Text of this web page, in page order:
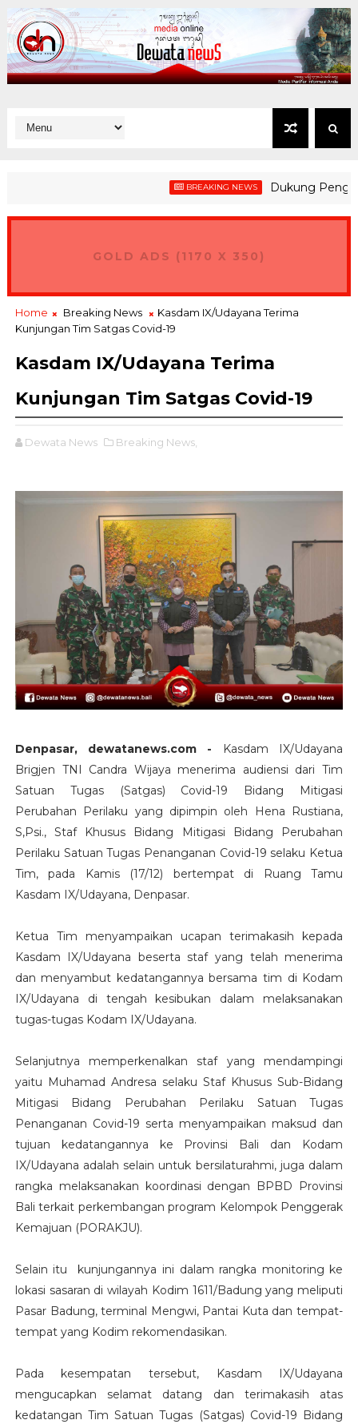
BREAKING NEWS Dukung Penguatan
GOLD ADS (1170 X 350)
Home Breaking News
Kasdam IX/Udayana Terima
Kunjungan Tim Satgas Covid-19
Kasdam IX/Udayana Terima
Kunjungan Tim Satgas Covid-19
Dewata News Breaking News,
Denpasar, dewatanews.com -
Kasdam IX/Udayana
Brigjen TNI Candra Wijaya menerima audiensi dari Tim
Satuan Tugas (Satgas) Covid-19 Bidang Mitigasi
Perubahan Perilaku yang dipimpin oleh Hena Rustiana,
S,Psi., Staf Khusus Bidang Mitigasi Bidang Perubahan
Perilaku Satuan Tugas Penanganan Covid-19 selaku Ketua
Tim, pada Kamis (17/12) bertempat di Ruang Tamu
Kasdam IX/Udayana, Denpasar.
Ketua Tim menyampaikan ucapan terimakasih kepada
Kasdam IX/Udayana beserta staf yang telah menerima
dan menyambut kedatangannya bersama tim di Kodam
IX/Udayana di tengah kesibukan dalam melaksanakan
tugas-tugas Kodam IX/Udayana.
Selanjutnya memperkenalkan staf yang mendampingi
yaitu Muhamad Andresa selaku Staf Khusus Sub-Bidang
Mitigasi Bidang Perubahan Perilaku Satuan Tugas
Penanganan Covid-19 serta menyampaikan maksud dan
tujuan kedatangannya ke Provinsi Bali dan Kodam
IX/Udayana adalah selain untuk bersilaturahmi, juga dalam
rangka melaksanakan koordinasi dengan BPBD Provinsi
Bali terkait perkembangan program Kelompok Penggerak
Kemajuan (PORAKJU).
Selain itu kunjungannya ini dalam rangka monitoring ke
lokasi sasaran di wilayah Kodim 1611/Badung yang meliputi
Pasar Badung, terminal Mengwi, Pantai Kuta dan tempat-
tempat yang Kodim rekomendasikan.
Pada kesempatan tersebut, Kasdam IX/Udayana
mengucapkan selamat datang dan terimakasih atas
kedatangan Tim Satuan Tugas (Satgas) Covid-19 Bidang